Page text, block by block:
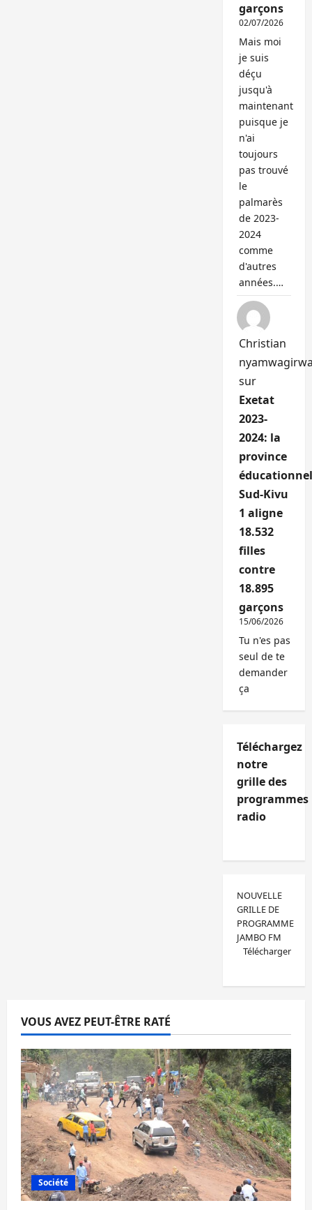
garçons
02/07/2026
Mais moi
je suis
déçu
jusqu'à
maintenant
puisque je
n'ai
toujours
pas trouvé
le
palmarès
de 2023-
2024
comme
d'autres
années.…
Christian
sur
Exetat
2023-
2024: la
province
Sud-Kivu
1 aligne
18.532
filles
contre
18.895
garçons
15/06/2026
Tu n'es pas
seul de te
demander
ça
Téléchargez
notre
grille des
programmes
radio
NOUVELLE
GRILLE DE
PROGRAMME
JAMBO FM
Télécharger
VOUS AVEZ PEUT-ÊTRE RATÉ
Société